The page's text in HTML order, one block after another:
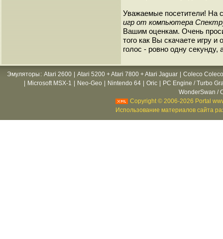
Уважаемые посетители! На
игр от компьютера
Вашим оценкам. Очень
того как Вы скачаете игру
голос - ровно одну
Эмуляторы : Atari 2600 Atari 5200 + Atari 7800 + Atari Jaguar
Coleco
Microsoft MSX-1 Neo-Geo Nintendo 64 Oric
PC Engine / Turbo
WonderSwan /
Copyright © 2006-2026 Portal
Использование материалов сайта